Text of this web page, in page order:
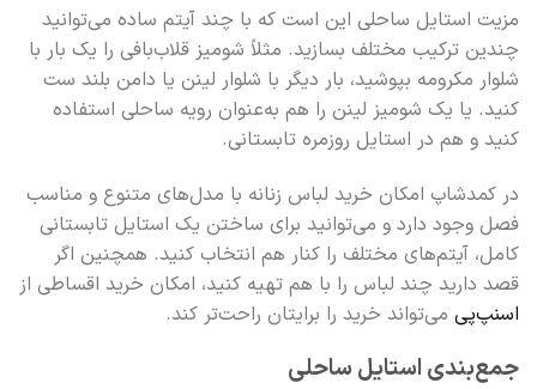
مزیت استایل ساحلی این است که با چند آیتم ساده می‌توانید
چندین ترکیب مختلف بسازید. مثلاً شومیز قلاب‌بافی را یک بار با
شلوار مکرومه بپوشید، بار دیگر با شلوار لینن یا دامن بلند ست
کنید. یا یک شومیز لینن را هم به‌عنوان رویه ساحلی استفاده
کنید و هم در استایل روزمره تابستانی.
در کمدشاپ امکان خرید لباس زنانه با مدل‌های متنوع و مناسب
فصل وجود دارد و می‌توانید برای ساختن یک استایل تابستانی
کامل، آیتم‌های مختلف را کنار هم انتخاب کنید. همچنین اگر
قصد دارید چند لباس را با هم تهیه کنید، امکان خرید اقساطی از
اسنپ‌پیمی‌تواند خرید را برایتان راحت‌تر کند.
جمع‌بندی استایل ساحلی